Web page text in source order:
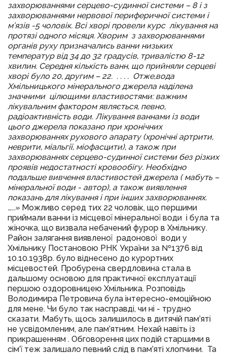
захворюваннями серцево-судинної системи – 8 і з
захворюваннями нервової периферичної системи і
м’язів -5 чоловік. Всі хворі провели курс лікування на
протязі одного місяця. Хворим з захворюваннями
органів руху призначались ванни низьких
температур від 34 до 32 градусів, тривалістю 8-12
хвилин. Середня кількість ванн, що прийняли серцеві
хворі було 20, другим – 22. . . . . Отже,вода
Хмільницького мінерального джерела наділена
значними цілющими властивостями: важним
лікувальним фактором являється, певно,
радіоактивність води. Лікування ваннами із води
цього джерела показано при хронічних
захворюваннях рухового апарату (хронічні артрити,
неврити, міальгії, міофасцити), а також при
захворюваннях серцево-судинної системи без різких
проявів недостатності кровообігу. Необхідно
подальше вивчення властивостей джерела ( мабуть –
мінеральної води - автор), а також виявлення
показань для лікування і при інших захворюваннях.
…..» Можливо серед тих 22 чоловік, що першими
приймали ванни із місцевої мінеральної води і була та
жіночка, що визвала небачений фурор в Хмільнику.
Район залягання виявленої радонової води у
Хмільнику Постановою РНК України за №1376 від
10.10.1938р. було віднесено до курортних
місцевостей. Пробурена свердловина стала в
дальшому основою для практичної експлуатації
першою оздоровницею Хмільника. Розповідь
Володимира Петровича була інтересно-емоційною
для мене. Чи було так насправді, чи ні - трудно
сказати. Мабуть, щось залишилось в дитячій пам’яті
не усвідомленим, але пам’ятним. Нехай навіть із
прикрашенням . Обговорення цих подій старшими в
сім’ї теж залишало певний слід в пам’яті хлопчини. Та